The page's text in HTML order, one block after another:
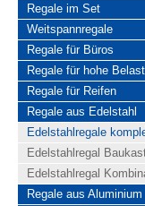
Regale im Set
Weitspannregale
Regale für Büros
Regale für hohe
Regale für Reifen
Regale aus Edelstahl
Edelstahlregale
Edelstahlregal
Edelstahlregal
Regale aus Aluminium